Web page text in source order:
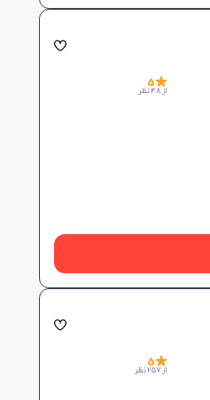
5
از 48 نظر
5
از 257 نظر